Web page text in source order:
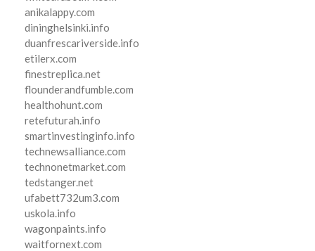
anikalappy.com
dininghelsinki.info
duanfrescariverside.info
etilerx.com
finestreplica.net
flounderandfumble.com
healthohunt.com
retefuturah.info
smartinvestinginfo.info
technewsalliance.com
technonetmarket.com
tedstanger.net
ufabett732um3.com
uskola.info
wagonpaints.info
waitfornext.com